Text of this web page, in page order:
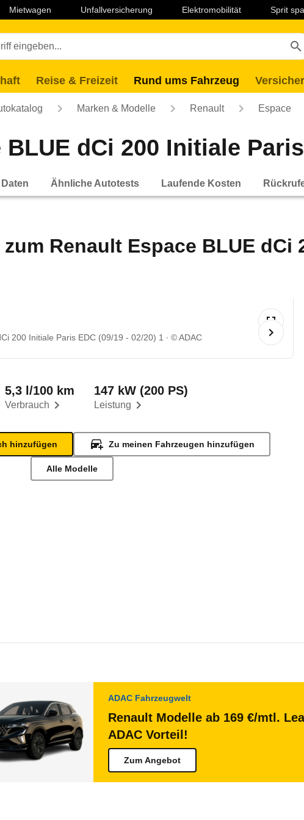
Mietwagen Unfallversicherung Elektromobilität Sprit
Reise & Freizeit Rund ums Fahrzeug
Marken & Modelle Renault Espace
dCi 200 Initiale
Ähnliche Autotests Laufende Kosten
Renault Espace BLUE dCi
200 Initiale Paris EDC (09/19 - 02/20) 1 © ADAC
Verbrauch
5,3 l/100 km
Leistung
147 kW (200 PS)
hinzufügen Zu meinen Fahrzeugen hinzufügen
Alle Modelle
ADAC Fahrzeugwelt
Renault Modelle ab 169 €/mtl.
ADAC Vorteil!
Zum Angebot